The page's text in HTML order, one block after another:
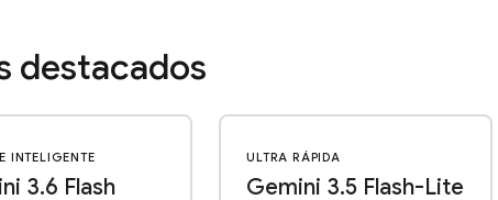
destacados
INTELIGENTE
3.6 Flash
ULTRA RÁPIDA
Gemini 3.5 Flash-Lite